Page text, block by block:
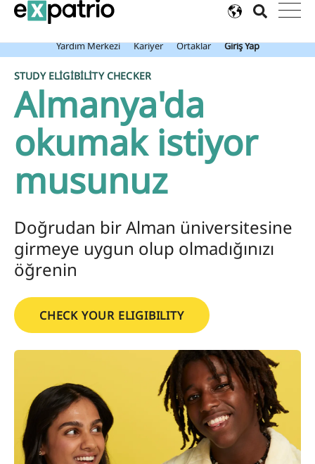
Son dakika: Value Package ile birlikte ücretsiz Expatrio Banka
Hesabınızı edinin!
Yardım Merkezi
Kariyer Ortaklar Giriş Yap
STUDY ELIGIBILITY CHECKER
Almanya'da
okumak i̇sti̇yor
musunuz
Doğrudan bir Alman üniversitesine
girmeye uygun olup olmadığınızı
öğrenin
CHECK YOUR ELIGIBILITY